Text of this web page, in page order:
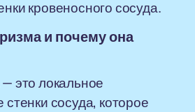
кровеносного сосуда.
и почему она
— это локальное
сосуда, которое